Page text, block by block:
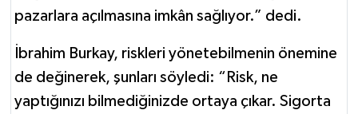
pazarlara açılmasına imkân sağlıyor.” dedi.
İbrahim Burkay, riskleri yönetebilmenin önemine
de değinerek, şunları söyledi: “Risk, ne
yaptığınızı bilmediğinizde ortaya çıkar. Sigorta